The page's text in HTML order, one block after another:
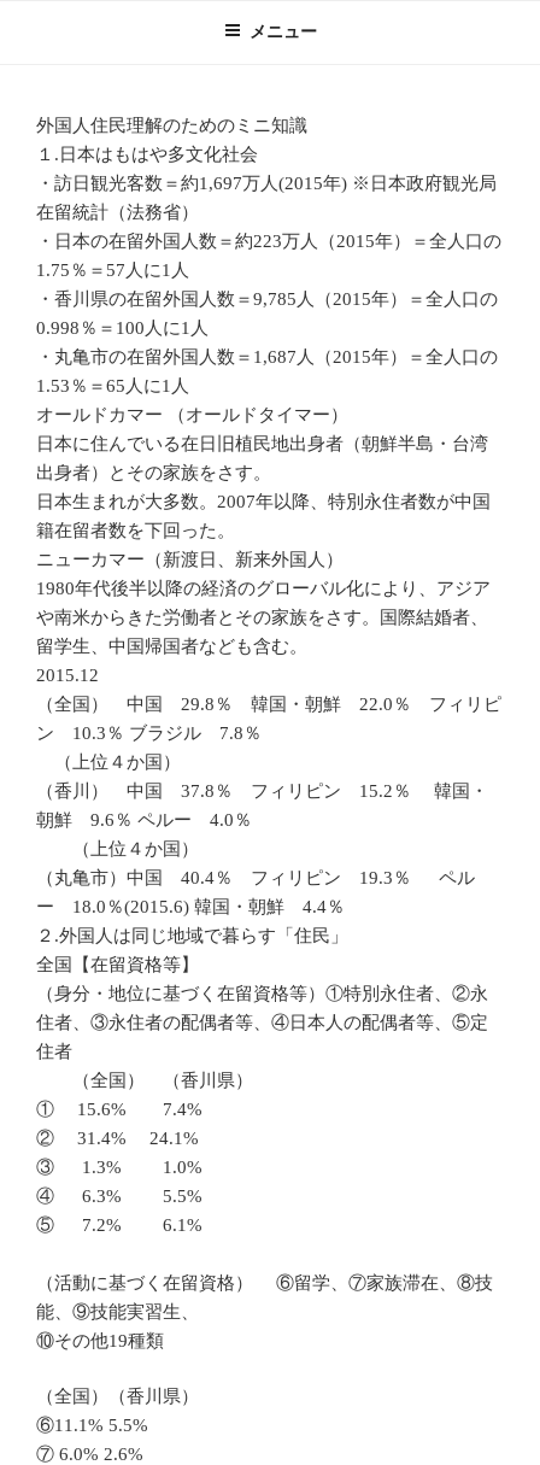
メニュー
外国人住民理解のためのミニ知識
１.日本はもはや多文化社会
・訪日観光客数＝約1,697万人(2015年) ※日本政府観光局
在留統計（法務省）
・日本の在留外国人数＝約223万人（2015年）＝全人口の
1.75％＝57人に1人
・香川県の在留外国人数＝9,785人（2015年）＝全人口の
0.998％＝100人に1人
・丸亀市の在留外国人数＝1,687人（2015年）＝全人口の
1.53％＝65人に1人
オールドカマー （オールドタイマー）
日本に住んでいる在日旧植民地出身者（朝鮮半島・台湾
出身者）とその家族をさす。
日本生まれが大多数。2007年以降、特別永住者数が中国
籍在留者数を下回った。
ニューカマー（新渡日、新来外国人）
1980年代後半以降の経済のグローバル化により、アジア
や南米からきた労働者とその家族をさす。国際結婚者、
留学生、中国帰国者なども含む。
2015.12
（全国） 中国 29.8％ 韓国・朝鮮 22.0％ フィリピ
ン 10.3％ ブラジル 7.8％
（上位４か国）
（香川） 中国 37.8％ フィリピン 15.2％ 韓国・
朝鮮 9.6％ ペルー 4.0％
（上位４か国）
（丸亀市）中国 40.4％ フィリピン 19.3％ ペル
ー 18.0％(2015.6) 韓国・朝鮮 4.4％
２.外国人は同じ地域で暮らす「住民」
全国【在留資格等】
（身分・地位に基づく在留資格等）①特別永住者、②永
住者、③永住者の配偶者等、④日本人の配偶者等、⑤定
住者
（全国） （香川県）
① 15.6% 7.4%
② 31.4% 24.1%
③ 1.3% 1.0%
④ 6.3% 5.5%
⑤ 7.2% 6.1%
（活動に基づく在留資格） ⑥留学、⑦家族滞在、⑧技
能、⑨技能実習生、
⑩その他19種類
（全国）（香川県）
⑥11.1% 5.5%
⑦ 6.0% 2.6%